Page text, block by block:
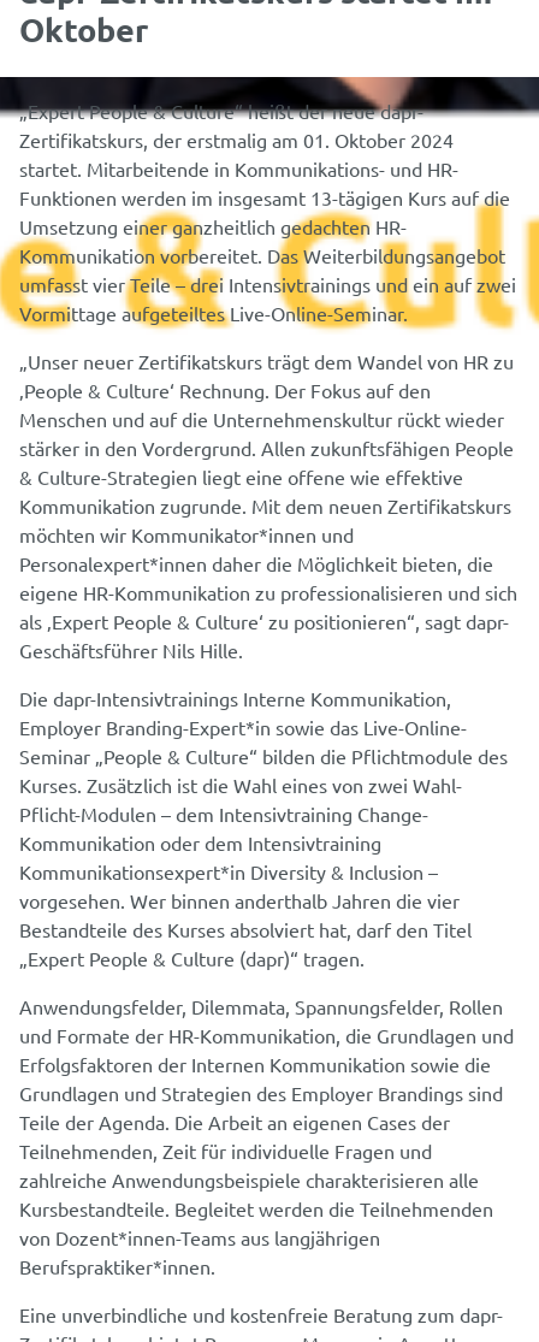
Oktober
„Expert People & Culture“ heißt der neue dapr-
Zertifikatskurs, der erstmalig am 01. Oktober 2024
startet. Mitarbeitende in Kommunikations- und HR-
Funktionen werden im insgesamt 13-tägigen Kurs auf die
Umsetzung einer ganzheitlich gedachten HR-
Kommunikation vorbereitet. Das Weiterbildungsangebot
umfasst vier Teile – drei Intensivtrainings und ein auf zwei
Vormittage aufgeteiltes Live-Online-Seminar.
„Unser neuer Zertifikatskurs trägt dem Wandel von HR zu
‚People & Culture‘ Rechnung. Der Fokus auf den
Menschen und auf die Unternehmenskultur rückt wieder
stärker in den Vordergrund. Allen zukunftsfähigen People
& Culture-Strategien liegt eine offene wie effektive
Kommunikation zugrunde. Mit dem neuen Zertifikatskurs
möchten wir Kommunikator*innen und
Personalexpert*innen daher die Möglichkeit bieten, die
eigene HR-Kommunikation zu professionalisieren und sich
als ‚Expert People & Culture‘ zu positionieren“, sagt dapr-
Geschäftsführer Nils Hille.
Die dapr-Intensivtrainings Interne Kommunikation,
Employer Branding-Expert*in sowie das Live-Online-
Seminar „People & Culture“ bilden die Pflichtmodule des
Kurses. Zusätzlich ist die Wahl eines von zwei Wahl-
Pflicht-Modulen – dem Intensivtraining Change-
Kommunikation oder dem Intensivtraining
Kommunikationsexpert*in Diversity & Inclusion –
vorgesehen. Wer binnen anderthalb Jahren die vier
Bestandteile des Kurses absolviert hat, darf den Titel
„Expert People & Culture (dapr)“ tragen.
Anwendungsfelder, Dilemmata, Spannungsfelder, Rollen
und Formate der HR-Kommunikation, die Grundlagen und
Erfolgsfaktoren der Internen Kommunikation sowie die
Grundlagen und Strategien des Employer Brandings sind
Teile der Agenda. Die Arbeit an eigenen Cases der
Teilnehmenden, Zeit für individuelle Fragen und
zahlreiche Anwendungsbeispiele charakterisieren alle
Kursbestandteile. Begleitet werden die Teilnehmenden
von Dozent*innen-Teams aus langjährigen
Berufspraktiker*innen.
Eine unverbindliche und kostenfreie Beratung zum dapr-